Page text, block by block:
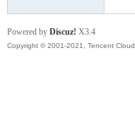
Powered by Discuz! X3.4
Copyright © 2001-2021, Tencent Cloud.